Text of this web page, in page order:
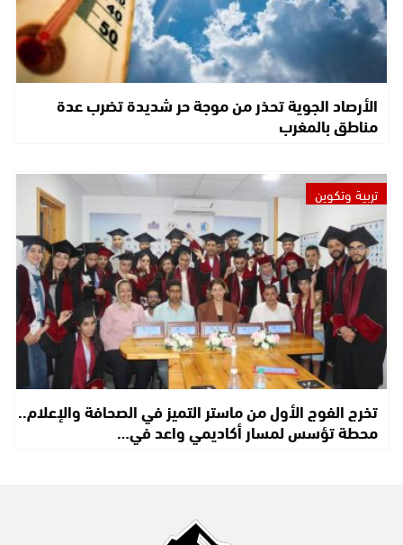
الأرصاد الجوية تحذر من موجة حر شديدة تضرب عدة
مناطق بالمغرب
تربية وتكوين
تخرج الفوج الأول من ماستر التميز في الصحافة والإعلام..
محطة تؤسس لمسار أكاديمي واعد في…